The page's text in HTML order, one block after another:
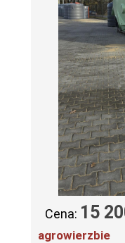
Cena: 15
agrowierzbie